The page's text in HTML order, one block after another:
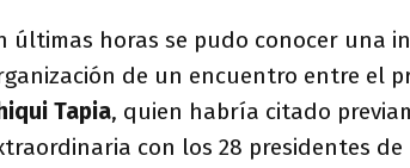
últimas horas se pudo conocer una
de un encuentro entre el
Tapia, quien habría citado
con los 28 presidentes